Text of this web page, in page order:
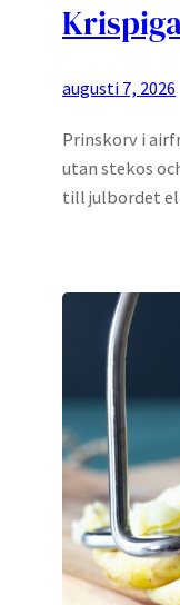
augusti 7, 2026
Prinskorv i
utan stekos
till julbordet